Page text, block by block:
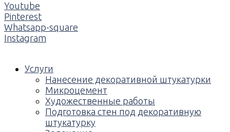
Youtube
Pinterest
Whatsapp-square
Instagram
Услуги
Нанесение декоративной штукатурки
Микроцемент
Художественные работы
Подготовка стен под декоративную
штукатурку